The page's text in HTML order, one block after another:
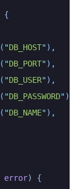
{
( "DB_HOST") ,
( "DB_PORT") ,
( "DB_USER") ,
( "DB_PASSWORD")
( "DB_NAME") ,
error)
{